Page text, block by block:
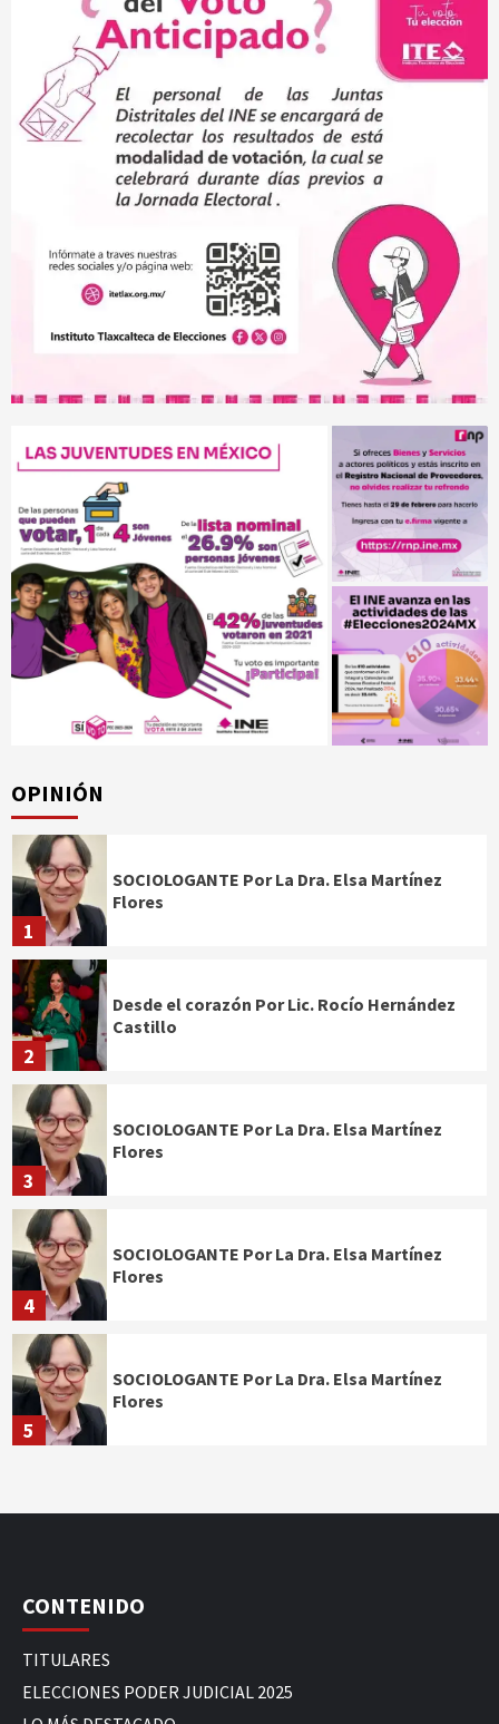
OPINIÓN
1
SOCIOLOGANTE Por La Dra. Elsa Martínez
Flores
2
Desde el corazón Por Lic. Rocío Hernández
Castillo
3
SOCIOLOGANTE Por La Dra. Elsa Martínez
Flores
4
SOCIOLOGANTE Por La Dra. Elsa Martínez
Flores
5
SOCIOLOGANTE Por La Dra. Elsa Martínez
Flores
CONTENIDO
TITULARES
ELECCIONES PODER JUDICIAL 2025